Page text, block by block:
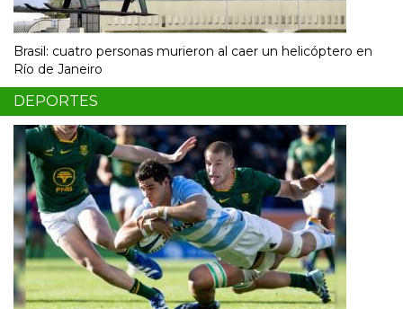
Brasil: cuatro personas murieron al caer un helicóptero en
Río de Janeiro
DEPORTES